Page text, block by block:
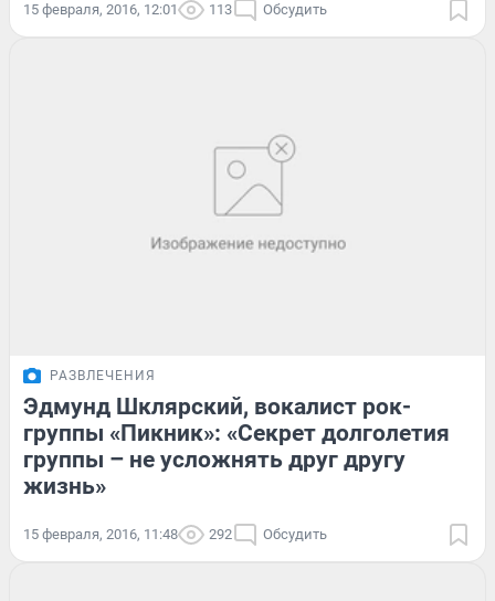
15 февраля, 2016, 12:01 113 Обсудить
РАЗВЛЕЧЕНИЯ
Эдмунд Шклярский, вокалист рок-
группы «Пикник»: «Секрет долголетия
группы – не усложнять друг другу
жизнь»
15 февраля, 2016, 11:48 292 Обсудить